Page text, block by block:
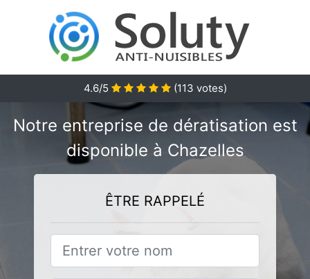
4.6/5 (113 votes)
Notre entreprise de dératisation est
disponible à Chazelles
ÊTRE RAPPELÉ